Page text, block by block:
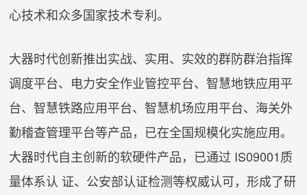
心技术和众多国家技术专利。
大器时代创新推出实战、实用、实效的群防群治指挥
调度平台、电力安全作业管控平台、智慧地铁应用平
台、智慧铁路应用平台、智慧机场应用平台、海关外
勤稽查管理平台等产品，已在全国规模化实施应用。
大器时代自主创新的软硬件产品，已通过 IS09001质
量体系认 证、公安部认证检测等权威认可，形成了研